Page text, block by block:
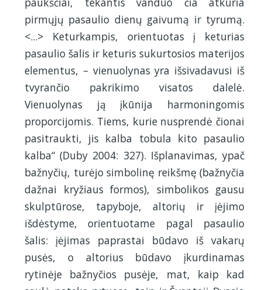
pirmųjų pasaulio dienų gaivumą ir tyrumą.
<...> Keturkampis, orientuotas į keturias
pasaulio šalis ir keturis sukurtosios materijos
elementus, – vienuolynas yra išsivadavusi iš
tvyrančio pakrikimo visatos dalelė.
Vienuolynas ją įkūnija harmoningomis
proporcijomis. Tiems, kurie nusprendė čionai
pasitraukti, jis kalba tobula kito pasaulio
kalba“ (Duby 2004: 327). Išplanavimas, ypač
bažnyčių, turėjo simbolinę reikšmę (bažnyčia
dažnai kryžiaus formos), simbolikos gausu
skulptūrose, tapyboje, altorių ir įėjimo
išdėstyme, orientuotame pagal pasaulio
šalis: įėjimas paprastai būdavo iš vakarų
pusės, o altorius būdavo įkurdinamas
rytinėje bažnyčios pusėje, mat, kaip kad